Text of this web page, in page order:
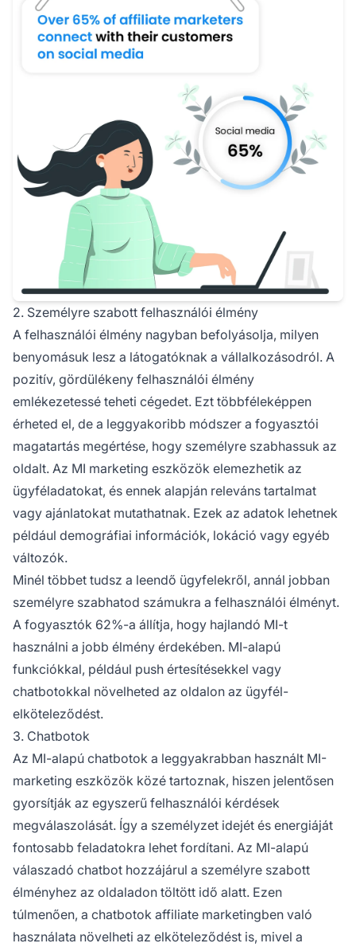
2. Személyre szabott felhasználói élmény
A felhasználói élmény nagyban befolyásolja, milyen
benyomásuk lesz a látogatóknak a vállalkozásodról. A
pozitív, gördülékeny felhasználói élmény
emlékezetessé teheti cégedet. Ezt többféleképpen
érheted el, de a leggyakoribb módszer a fogyasztói
magatartás megértése, hogy személyre szabhassuk az
oldalt. Az MI marketing eszközök elemezhetik az
ügyféladatokat, és ennek alapján releváns tartalmat
vagy ajánlatokat mutathatnak. Ezek az adatok lehetnek
például demográfiai információk, lokáció vagy egyéb
változók.
Minél többet tudsz a leendő ügyfelekről, annál jobban
személyre szabhatod számukra a felhasználói élményt.
A fogyasztók 62%-a állítja, hogy hajlandó MI-t
használni a jobb élmény érdekében. MI-alapú
funkciókkal, például push értesítésekkel vagy
chatbotokkal növelheted az oldalon az ügyfél-
elköteleződést.
3. Chatbotok
Az MI-alapú chatbotok a leggyakrabban használt MI-
marketing eszközök közé tartoznak, hiszen jelentősen
gyorsítják az egyszerű felhasználói kérdések
megválaszolását. Így a személyzet idejét és energiáját
fontosabb feladatokra lehet fordítani. Az MI-alapú
válaszadó chatbot hozzájárul a személyre szabott
élményhez az oldaladon töltött idő alatt. Ezen
túlmenően, a chatbotok affiliate marketingben való
használata növelheti az elköteleződést is, mivel a